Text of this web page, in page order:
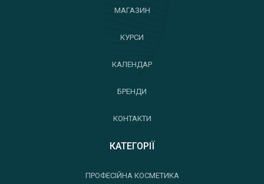
МАГАЗИН
КУРСИ
КАЛЕНДАР
БРЕНДИ
КОНТАКТИ
КАТЕГОРІЇ
ПРОФЕСІЙНА КОСМЕТИКА